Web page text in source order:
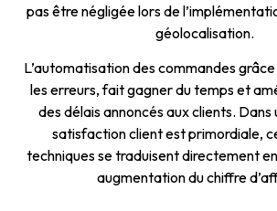
pas être négligée lors de
géolocalisation.
L’automatisation des commandes
les erreurs, fait gagner du temps et
des délais annoncés aux clients. Dans
satisfaction client est primordiale,
techniques se traduisent directement
augmentation du chiffre